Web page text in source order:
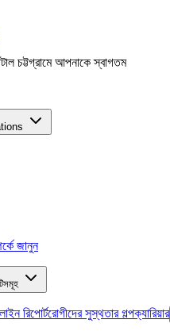
চট্টগ্রামে আপনাকে স্বাগতম
জানুন
রিপোর্টরোগীদের সুস্থতার গল্পক্যারিয়ার